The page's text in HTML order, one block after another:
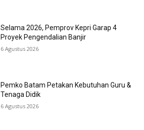
Selama 2026, Pemprov Kepri Garap 4
Proyek Pengendalian Banjir
6 Agustus 2026
Pemko Batam Petakan Kebutuhan Guru &
Tenaga Didik
6 Agustus 2026